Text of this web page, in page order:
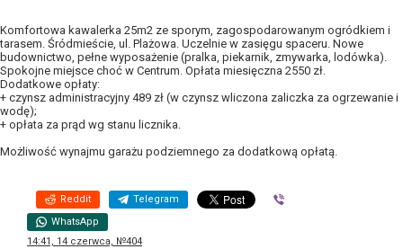
Komfortowa kawalerka 25m2 ze sporym, zagospodarowanym ogródkiem i
tarasem. Śródmieście, ul. Plażowa. Uczelnie w zasięgu spaceru. Nowe
budownictwo, pełne wyposażenie (pralka, piekarnik, zmywarka, lodówka).
Spokojne miejsce choć w Centrum. Opłata miesięczna 2550 zł.
Dodatkowe opłaty:
+ czynsz administracyjny 489 zł (w czynsz wliczona zaliczka za ogrzewanie i
wodę);
+ opłata za prąd wg stanu licznika.
Możliwość wynajmu garażu podziemnego za dodatkową opłatą.
Reddit Telegram
WhatsApp
14:41, 14 czerwca, №404